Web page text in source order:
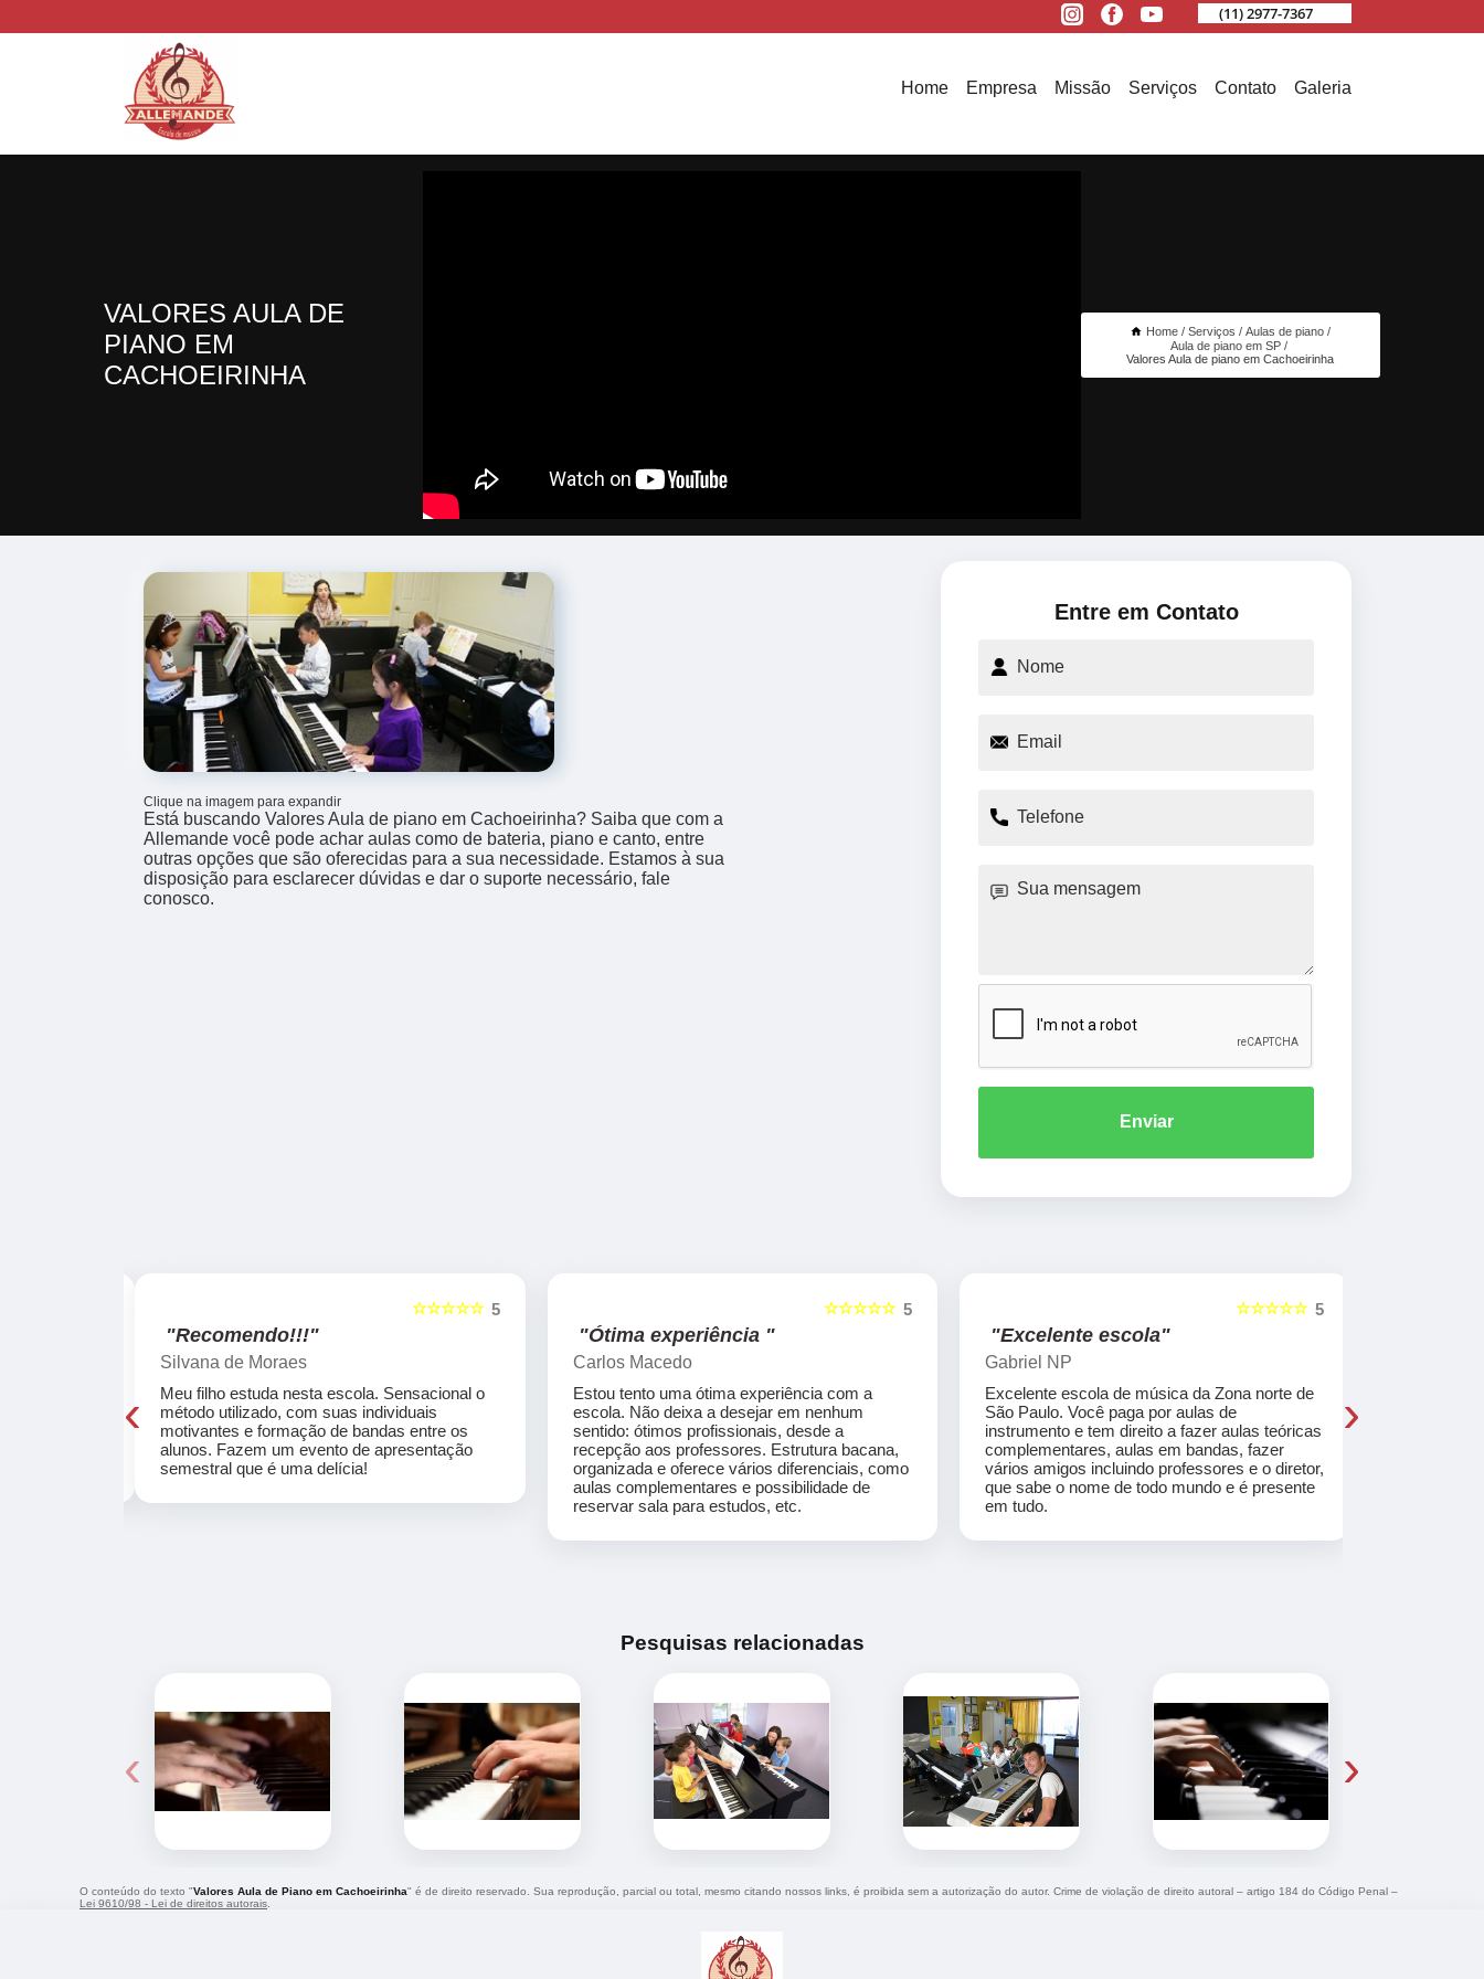
(11) 2977-7367
Home Empresa Missão Serviços Contato Galeria
VALORES AULA DE
PIANO EM
CACHOEIRINHA
Home Serviços
Aulas de piano
Aula de piano em SP
Valores Aula de piano em Cachoeirinha
Clique na imagem para expandir
Está buscando Valores Aula de piano em Cachoeirinha? Saiba que com a
Allemande você pode achar aulas como de bateria, piano e canto, entre
outras opções que são oferecidas para a sua necessidade. Estamos à sua
disposição para esclarecer dúvidas e dar o suporte necessário, fale
conosco.
Entre em Contato
Enviar
5
☆☆☆☆☆
"Recomendo!!!"
Silvana de Moraes
Meu filho estuda nesta escola. Sensacional o
método utilizado, com suas individuais
motivantes e formação de bandas entre os
alunos. Fazem um evento de apresentação
semestral que é uma delícia!
5
☆☆☆☆☆
"Ótima experiência "
Carlos Macedo
Estou tento uma ótima experiência com a
escola. Não deixa a desejar em nenhum
sentido: ótimos profissionais, desde a
recepção aos professores. Estrutura bacana,
organizada e oferece vários diferenciais, como
aulas complementares e possibilidade de
reservar sala para estudos, etc.
5
☆☆☆☆☆
"Excelente escola"
Gabriel NP
Excelente escola de música da Zona norte de
São Paulo. Você paga por aulas de
instrumento e tem direito a fazer aulas teóricas
complementares, aulas em bandas, fazer
vários amigos incluindo professores e o diretor,
que sabe o nome de todo mundo e é presente
em tudo.
‹ ›
Pesquisas relacionadas
‹ ›
O conteúdo do texto "Valores Aula de Piano em Cachoeirinha" é de direito reservado. Sua reprodução, parcial ou total, mesmo citando nossos links, é proibida sem a autorização do autor. Crime de violação de direito autoral – artigo 184 do Código Penal –
Lei 9610/98 - Lei de direitos autorais